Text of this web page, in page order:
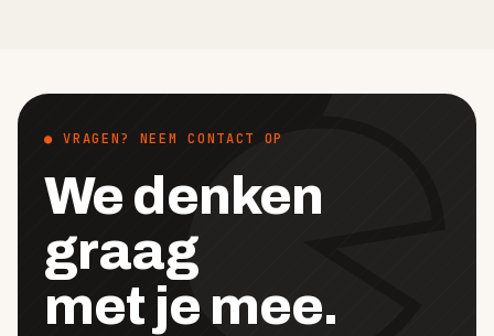
● VRAGEN? NEEM CONTACT OP
We denken
graag
met je mee.